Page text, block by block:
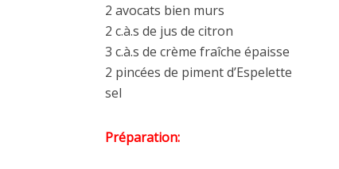
2 avocats bien murs
2 c.à.s de jus de citron
3 c.à.s de crème fraîche épaisse
2 pincées de piment d’Espelette
sel
Préparation: